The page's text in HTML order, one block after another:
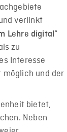
verlinkt
Lehre digital “
zu
Interesse
möglich und der
bietet,
Neben